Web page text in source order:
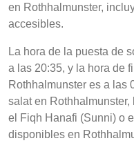
en Rothhalmunster,
accesibles.
La hora de la puesta de
a las 20:35, y la hora de
Rothhalmunster es a las
salat en
el Fiqh Hanafi (Sunni) o
disponibles en